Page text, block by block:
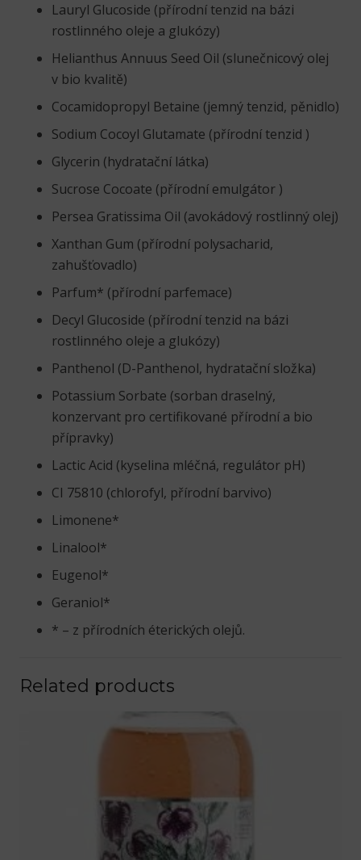
Lauryl Glucoside (přírodní tenzid na bázi
rostlinného oleje a glukózy)
Helianthus Annuus Seed Oil (slunečnicový olej
v bio kvalitě)
Cocamidopropyl Betaine (jemný tenzid, pěnidlo)
Sodium Cocoyl Glutamate (přírodní tenzid )
Glycerin (hydratační látka)
Sucrose Cocoate (přírodní emulgátor )
Persea Gratissima Oil (avokádový rostlinný olej)
Xanthan Gum (přírodní polysacharid,
zahušťovadlo)
Parfum* (přírodní parfemace)
Decyl Glucoside (přírodní tenzid na bázi
rostlinného oleje a glukózy)
Panthenol (D-Panthenol, hydratační složka)
Potassium Sorbate (sorban draselný,
konzervant pro certifikované přírodní a bio
přípravky)
Lactic Acid (kyselina mléčná, regulátor pH)
CI 75810 (chlorofyl, přírodní barvivo)
Limonene*
Linalool*
Eugenol*
Geraniol*
* – z přírodních éterických olejů.
Related products